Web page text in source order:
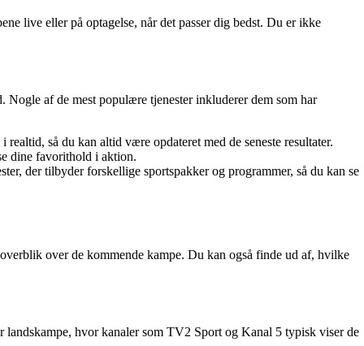
live eller på optagelse, når det passer dig bedst. Du er ikke
af de mest populære tjenester inkluderer dem som har
så du kan altid være opdateret med de seneste resultater.
dine favorithold i aktion.
der tilbyder forskellige sportspakker og programmer, så du kan se
over de kommende kampe. Du kan også finde ud af, hvilke
landskampe, hvor kanaler som TV2 Sport og Kanal 5 typisk viser de